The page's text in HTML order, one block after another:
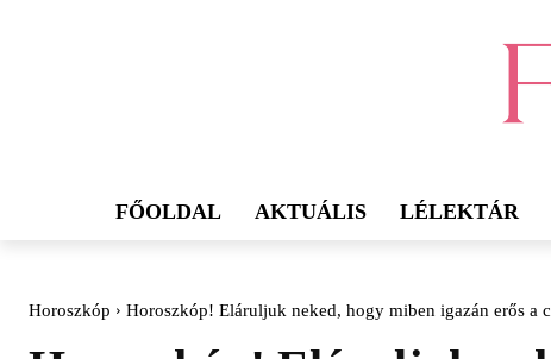
FŐOLDAL AKTUÁLIS LÉLEKTÁR
Horoszkóp Horoszkóp! Eláruljuk neked, hogy miben igazán erős a